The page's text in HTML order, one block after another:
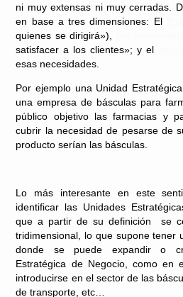
ni muy extensas ni muy cerradas.
en base a tres dimensiones: El
quienes se dirigirá»),
satisfacer a los clientes»; y el
esas necesidades.
Por ejemplo una Unidad
una empresa de básculas para
público objetivo las farmacias y
cubrir la necesidad de pesarse de
producto serían las básculas.
Lo más interesante en este
identificar las Unidades
que a partir de su definición se
tridimensional, lo que supone tener
donde se puede expandir o
Estratégica de Negocio, como en
introducirse en el sector de las
de transporte, etc…